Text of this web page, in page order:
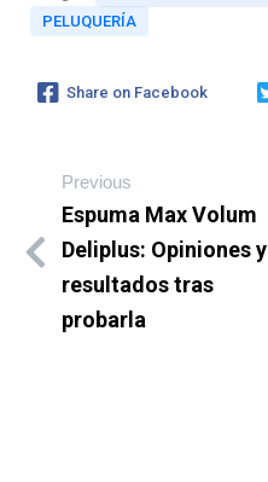
PELUQUERÍA
Share on Facebook
Previous
Espuma Max Volum
Deliplus: Opiniones y
resultados tras
probarla